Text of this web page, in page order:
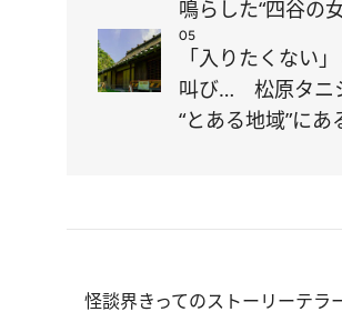
鳴らした“四谷の
05
「入りたくない
叫び… 松原タニ
“とある地域”にあ
怪談界きってのストーリーテラ